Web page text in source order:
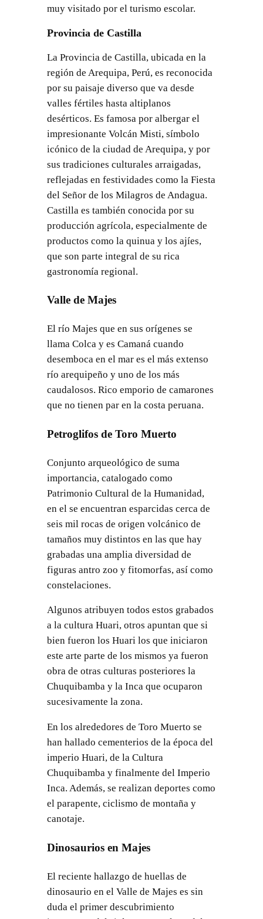
muy visitado por el turismo escolar.
Provincia de Castilla
La Provincia de Castilla, ubicada en la
región de Arequipa, Perú, es reconocida
por su paisaje diverso que va desde
valles fértiles hasta altiplanos
desérticos. Es famosa por albergar el
impresionante Volcán Misti, símbolo
icónico de la ciudad de Arequipa, y por
sus tradiciones culturales arraigadas,
reflejadas en festividades como la Fiesta
del Señor de los Milagros de Andagua.
Castilla es también conocida por su
producción agrícola, especialmente de
productos como la quinua y los ajíes,
que son parte integral de su rica
gastronomía regional.
Valle de Majes
El río Majes que en sus orígenes se
llama Colca y es Camaná cuando
desemboca en el mar es el más extenso
río arequipeño y uno de los más
caudalosos. Rico emporio de camarones
que no tienen par en la costa peruana.
Petroglifos de Toro Muerto
Conjunto arqueológico de suma
importancia, catalogado como
Patrimonio Cultural de la Humanidad,
en el se encuentran esparcidas cerca de
seis mil rocas de origen volcánico de
tamaños muy distintos en las que hay
grabadas una amplia diversidad de
figuras antro zoo y fitomorfas, así como
constelaciones.
Algunos atribuyen todos estos grabados
a la cultura Huari, otros apuntan que si
bien fueron los Huari los que iniciaron
este arte parte de los mismos ya fueron
obra de otras culturas posteriores la
Chuquibamba y la Inca que ocuparon
sucesivamente la zona.
En los alrededores de Toro Muerto se
han hallado cementerios de la época del
imperio Huari, de la Cultura
Chuquibamba y finalmente del Imperio
Inca. Además, se realizan deportes como
el parapente, ciclismo de montaña y
canotaje.
Dinosaurios en Majes
El reciente hallazgo de huellas de
dinosaurio en el Valle de Majes es sin
duda el primer descubrimiento